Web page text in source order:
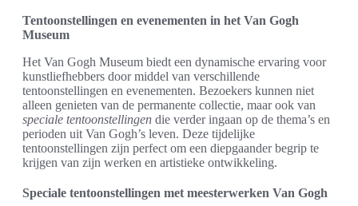
Tentoonstellingen en evenementen in het Van Gogh
Museum
Het Van Gogh Museum biedt een dynamische ervaring voor
kunstliefhebbers door middel van verschillende
tentoonstellingen en evenementen. Bezoekers kunnen niet
alleen genieten van de permanente collectie, maar ook van
speciale tentoonstellingen die verder ingaan op de thema’s en
perioden uit Van Gogh’s leven. Deze tijdelijke
tentoonstellingen zijn perfect om een diepgaander begrip te
krijgen van zijn werken en artistieke ontwikkeling.
Speciale tentoonstellingen met meesterwerken Van Gogh